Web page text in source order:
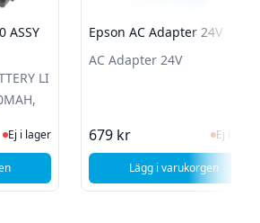
ASSY
LI
Ej i lager, besök produktsidan för
Ej i lager
VCA-RBT80 ASSY BATTERY LI IB,LI-
Epson AC Adapter 24V
AC Adapter 24V
679 kr Ej i
Ej i lager
Lägg i varukorgen
, Epson AC